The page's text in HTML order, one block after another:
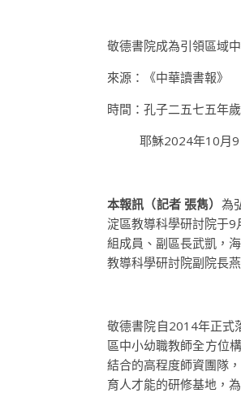
敬德書院成為引領區域
來源：《中華讀書報》
時間：孔子二五七五年
耶穌2024年10月9
本報訊（記者 張雋） 為
淀區教導科學研討院于
組成員、副區長武凱，
教導科學研討院副院長
敬德書院自2014年正式
區中小幼職教師全方位
結合的高程度師資團隊
育人才能的研修基地，